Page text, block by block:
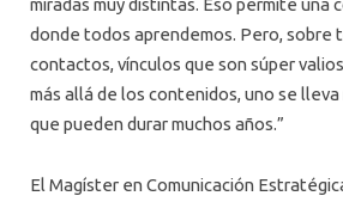
donde todos aprendemos. Pero, sobre
contactos, vínculos que son súper
más allá de los contenidos, uno se
que pueden durar muchos años.”
El Magíster en Comunicación